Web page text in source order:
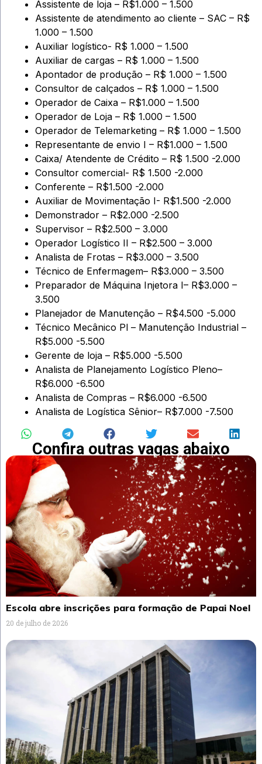
Assistente de loja – R$1.000 – 1.500
Assistente de atendimento ao cliente – SAC – R$
1.000 – 1.500
Auxiliar logístico- R$ 1.000 – 1.500
Auxiliar de cargas – R$ 1.000 – 1.500
Apontador de produção – R$ 1.000 – 1.500
Consultor de calçados – R$ 1.000 – 1.500
Operador de Caixa – R$1.000 – 1.500
Operador de Loja – R$ 1.000 – 1.500
Operador de Telemarketing – R$ 1.000 – 1.500
Representante de envio I – R$1.000 – 1.500
Caixa/ Atendente de Crédito – R$ 1.500 -2.000
Consultor comercial- R$ 1.500 -2.000
Conferente – R$1.500 -2.000
Auxiliar de Movimentação I- R$1.500 -2.000
Demonstrador – R$2.000 -2.500
Supervisor – R$2.500 – 3.000
Operador Logístico II – R$2.500 – 3.000
Analista de Frotas – R$3.000 – 3.500
Técnico de Enfermagem– R$3.000 – 3.500
Preparador de Máquina Injetora I– R$3.000 –
3.500
Planejador de Manutenção – R$4.500 -5.000
Técnico Mecânico Pl – Manutenção Industrial –
R$5.000 -5.500
Gerente de loja – R$5.000 -5.500
Analista de Planejamento Logístico Pleno–
R$6.000 -6.500
Analista de Compras – R$6.000 -6.500
Analista de Logística Sênior– R$7.000 -7.500
Confira outras vagas abaixo
Escola abre inscrições para formação de Papai Noel
20 de julho de 2026